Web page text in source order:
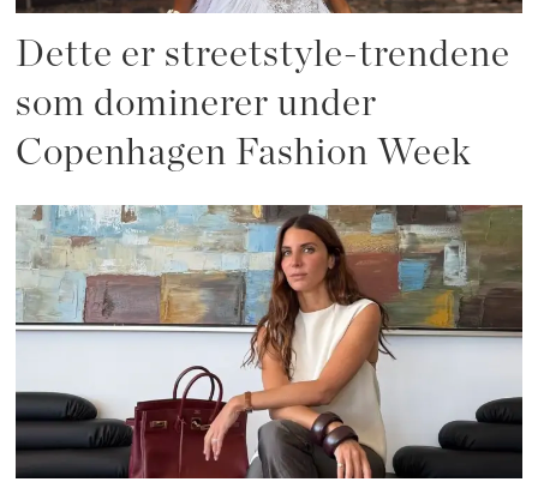
Dette er streetstyle-trendene
som dominerer under
Copenhagen Fashion Week